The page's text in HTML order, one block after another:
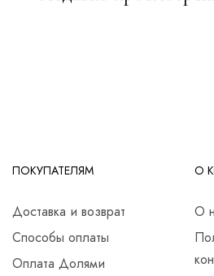
ПОКУПАТЕЛЯМ
Доставка и возврат
Способы оплаты
Оплата Долями
О
О